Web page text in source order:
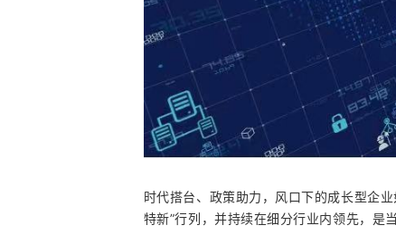
时代搭台、政策助力，风口下的成长型企
特新”行列，并持续在细分行业内领先，是